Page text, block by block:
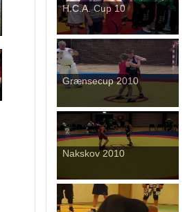
H.C.A. Cup 10
Grænsecup 2010
Nakskov 2010